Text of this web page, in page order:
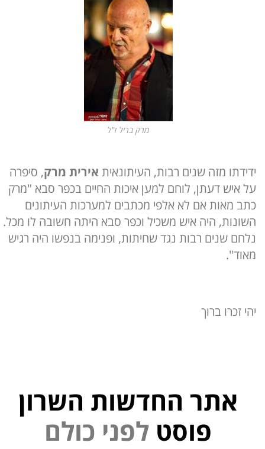
מרק בריל ז"ל
ידידתו מזה שנים רבות, העיתונאית אירית מרק, סיפרה
על איש דעתן, לוחם למען איכות החיים בכפר סבא "מרק
כתב מאות אם לא אלפי מכתבים למערכות העיתונים
השונות, היה איש משכיל וכפר סבא היתה חשובה לו מכל.
נלחם שנים רבות נגד שחיתות, ופנימה בנפשו היה רגיש
מאוד".
יהי זכרו ברוך
אתר החדשות השרון
פוסט